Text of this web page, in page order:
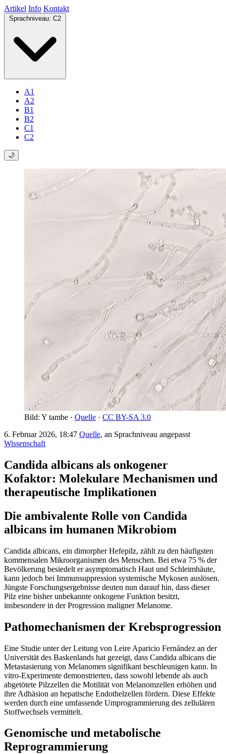
Artikel Info Kontakt
Sprachniveau: C2
A1
A2
B1
B2
C1
C2
🌙
Bild: Y tambe · Quelle · CC BY-SA 3.0
6. Februar 2026, 18:47 Quelle, an Sprachniveau angepasst
Wissenschaft
Candida albicans als onkogener
Kofaktor: Molekulare Mechanismen und
therapeutische Implikationen
Die ambivalente Rolle von Candida
albicans im humanen Mikrobiom
Candida albicans, ein dimorpher Hefepilz, zählt zu den häufigsten
kommensalen Mikroorganismen des Menschen. Bei etwa 75 % der
Bevölkerung besiedelt er asymptomatisch Haut und Schleimhäute,
kann jedoch bei Immunsuppression systemische Mykosen auslösen.
Jüngste Forschungsergebnisse deuten nun darauf hin, dass dieser
Pilz eine bisher unbekannte onkogene Funktion besitzt,
insbesondere in der Progression maligner Melanome.
Pathomechanismen der Krebsprogression
Eine Studie unter der Leitung von Leire Aparicio Fernández an der
Universität des Baskenlands hat gezeigt, dass Candida albicans die
Metastasierung von Melanomen signifikant beschleunigen kann. In
vitro-Experimente demonstrierten, dass sowohl lebende als auch
abgetötete Pilzzellen die Motilität von Melanomzellen erhöhen und
ihre Adhäsion an hepatische Endothelzellen fördern. Diese Effekte
werden durch eine umfassende Umprogrammierung des zellulären
Stoffwechsels vermittelt.
Genomische und metabolische
Reprogrammierung